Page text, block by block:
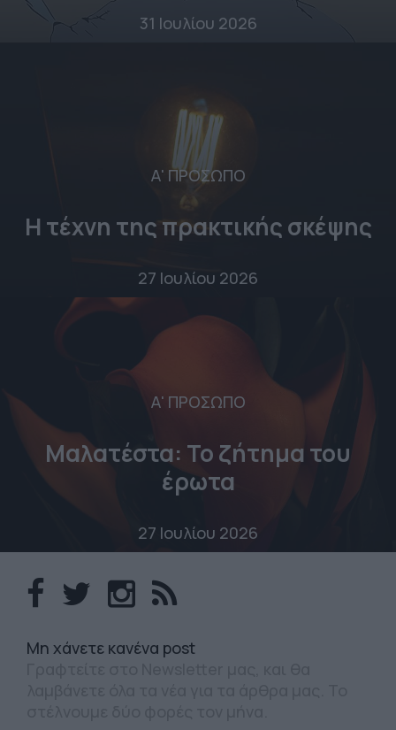
31 Ιουλίου 2026
Α' ΠΡΟΣΩΠΟ
Η τέχνη της πρακτικής σκέψης
27 Ιουλίου 2026
Α' ΠΡΟΣΩΠΟ
Μαλατέστα: Το ζήτημα του
έρωτα
27 Ιουλίου 2026
Mη χάνετε κανένα post